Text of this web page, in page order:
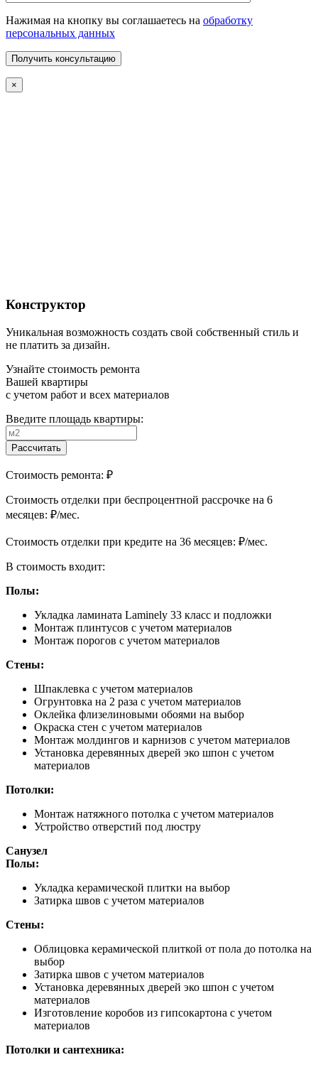
Нажимая на кнопку вы соглашаетесь на обработку
персональных данных
×
Конструктор
Уникальная возможность создать свой собственный стиль и
не платить за дизайн.
Узнайте стоимость ремонта
Вашей квартиры
с учетом работ и всех материалов
Введите площадь квартиры:
Рассчитать
Стоимость ремонта: ₽
Cтоимость отделки при беспроцентной рассрочке на 6
месяцев: ₽/мес.
Cтоимость отделки при кредите на 36 месяцев: ₽/мес.
В стоимость входит:
Полы:
Укладка ламината Laminely 33 класс и подложки
Монтаж плинтусов с учетом материалов
Монтаж порогов с учетом материалов
Стены:
Шпаклевка с учетом материалов
Огрунтовка на 2 раза с учетом материалов
Оклейка флизелиновыми обоями на выбор
Окраска стен с учетом материалов
Монтаж молдингов и карнизов с учетом материалов
Установка деревянных дверей эко шпон с учетом
материалов
Потолки:
Монтаж натяжного потолка с учетом материалов
Устройство отверстий под люстру
Санузел
Полы:
Укладка керамической плитки на выбор
Затирка швов с учетом материалов
Стены:
Облицовка керамической плиткой от пола до потолка на
выбор
Затирка швов с учетом материалов
Установка деревянных дверей эко шпон с учетом
материалов
Изготовление коробов из гипсокартона с учетом
материалов
Потолки и сантехника: